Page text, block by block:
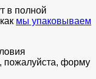
в полной
мы упаковываем
пожалуйста, форму